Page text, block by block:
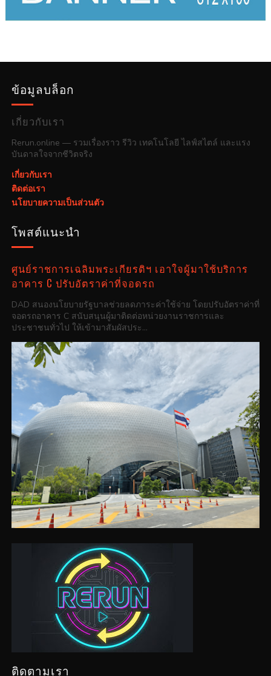
ข้อมูลบล็อก
เกี่ยวกับเรา
Rerun.online — รวมเรื่องราว รีวิว เทคโนโลยี ไลฟ์สไตล์ และแรง
บันดาลใจจากชีวิตจริง
เกี่ยวกับเรา
ติดต่อเรา
นโยบายความเป็นส่วนตัว
โพสต์แนะนำ
ศูนย์ราชการเฉลิมพระเกียรติฯ เอาใจผู้มาใช้บริการ
อาคาร C ปรับอัตราค่าที่จอดรถ
DAD สนองนโยบายรัฐบาลช่วยลดภาระค่าใช้จ่าย โดยปรับอัตราค่าที่
จอดรถอาคาร C สนับสนุนผู้มาติดต่อหน่วยงานราชการและ
ประชาชนทั่วไป ให้เข้ามาสัมผัสประ...
ติดตามเรา